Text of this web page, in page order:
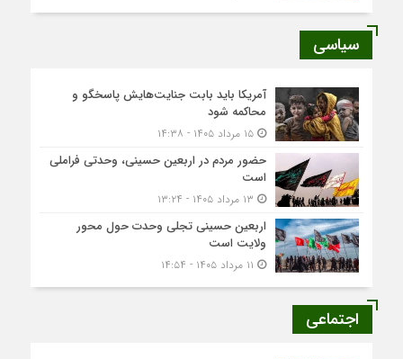
سیاسی
آمریکا باید بابت جنایت‌هایش پاسخگو و
محاکمه شود
۱۵ مرداد ۱۴۰۵ - ۱۴:۳۸
حضور مردم در اربعین حسینی، وحدتی فراملی
است
اربعین حسینی تجلی وحدت حول محور
ولایت است
اجتماعی